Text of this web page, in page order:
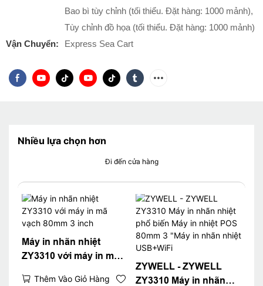
Bao bì tùy chỉnh (tối thiểu. Đặt hàng: 1000 mảnh),
Tùy chỉnh đồ họa (tối thiểu. Đặt hàng: 1000 mảnh)
Vận Chuyển:
Express Sea Cart
Nhiều lựa chọn hơn
Đi đến cửa hàng
Máy in nhãn nhiệt
ZY3310 với máy in mã
Thêm Vào Giỏ Hàng
ZYWELL - ZYWELL
ZY3310 Máy in nhãn